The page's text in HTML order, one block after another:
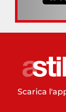
Scarica